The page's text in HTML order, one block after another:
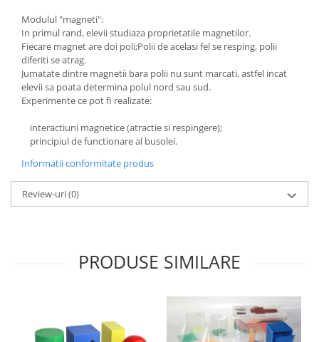
Modulul "magneti":
In primul rand, elevii studiaza proprietatile magnetilor.
Fiecare magnet are doi poli;Polii de acelasi fel se resping, polii
diferiti se atrag.
Jumatate dintre magnetii bara polii nu sunt marcati, astfel incat
elevii sa poata determina polul nord sau sud.
Experimente ce pot fi realizate:
interactiuni magnetice (atractie si respingere);
principiul de functionare al busolei.
Informatii conformitate produs
Review-uri(0)
PRODUSE SIMILARE